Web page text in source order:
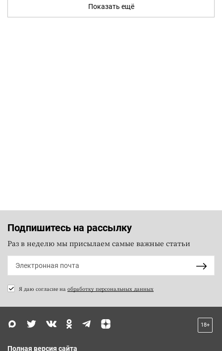
Показать ещё
Подпишитесь на рассылку
Раз в неделю мы присылаем самые важные статьи
Я даю согласие на обработку персональных данных
18+
Полная версия сайта